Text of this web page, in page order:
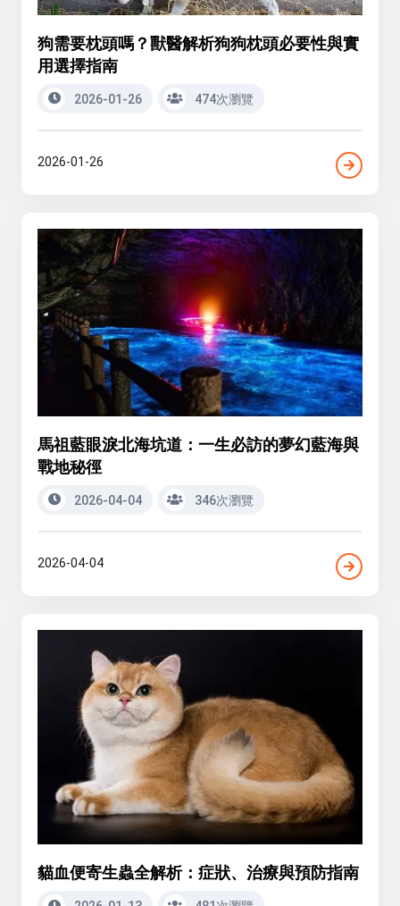
狗需要枕頭嗎？獸醫解析狗狗枕頭必要性與實
用選擇指南
2026-01-26 474次瀏覽
2026-01-26
馬祖藍眼淚北海坑道：一生必訪的夢幻藍海與
戰地秘徑
2026-04-04 346次瀏覽
2026-04-04
貓血便寄生蟲全解析：症狀、治療與預防指南